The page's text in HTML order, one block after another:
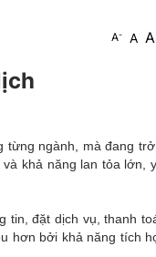
hàng
A- A A
ngành, mà đang
khả năng lan tỏa lớn,
tin, đặt dịch vụ, thanh
hơn bởi khả năng tích